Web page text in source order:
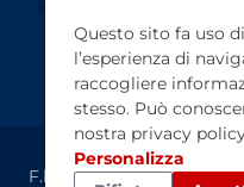
F.lli Cagnazzi Snc - P.IVA
Questo sito fa uso
l’esperienza di
raccogliere
stesso. Può
nostra privacy
Personalizza